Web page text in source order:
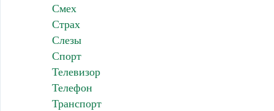
Смех
Страх
Слезы
Спорт
Телевизор
Телефон
Транспорт